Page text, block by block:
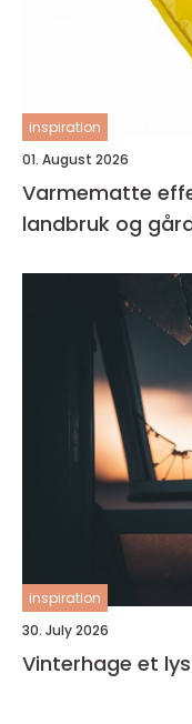
inspiration
01. August 2026
Varmematte effektiv frostbeskyttelse for
landbruk og
inspiration
30. July 2026